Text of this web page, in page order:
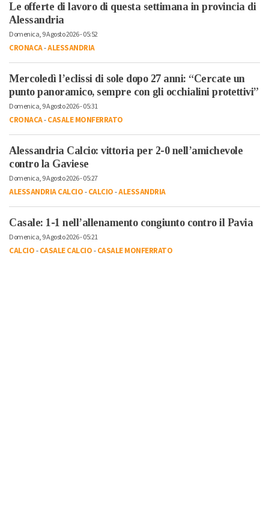
Le offerte di lavoro di questa settimana in provincia di
Alessandria
Domenica, 9 Agosto 2026 - 05:52
CRONACA-ALESSANDRIA
Mercoledì l’eclissi di sole dopo 27 anni: “Cercate un
punto panoramico, sempre con gli occhialini protettivi”
Domenica, 9 Agosto 2026 - 05:31
CRONACA-CASALE MONFERRATO
Alessandria Calcio: vittoria per 2-0 nell’amichevole
contro la Gaviese
Domenica, 9 Agosto 2026 - 05:27
ALESSANDRIA CALCIO-CALCIO-ALESSANDRIA
Casale: 1-1 nell’allenamento congiunto contro il Pavia
Domenica, 9 Agosto 2026 - 05:21
CALCIO-CASALE CALCIO-CASALE MONFERRATO